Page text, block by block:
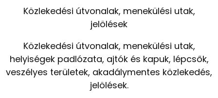
Közlekedési útvonalak, menekülési utak,
jelölések
Közlekedési útvonalak, menekülési utak,
helyiségek padlózata, ajtók és kapuk, lépcsők,
veszélyes területek, akadálymentes közlekedés,
jelölések.